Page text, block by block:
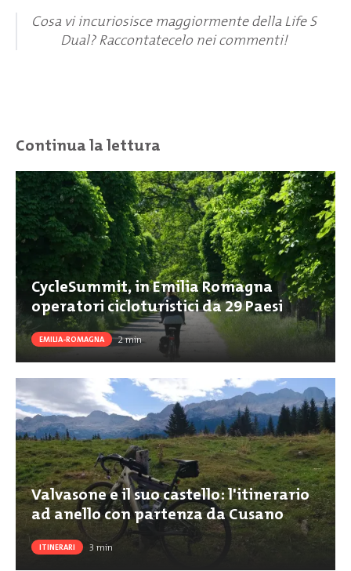
Cosa vi incuriosisce maggiormente della Life S
Dual? Raccontatecelo nei commenti!
Continua la lettura
CycleSummit, in Emilia Romagna
operatori cicloturistici da 29 Paesi
EMILIA-ROMAGNA 2min
Valvasone e il suo castello: l'itinerario
ad anello con partenza da Cusano
ITINERARI 3 min